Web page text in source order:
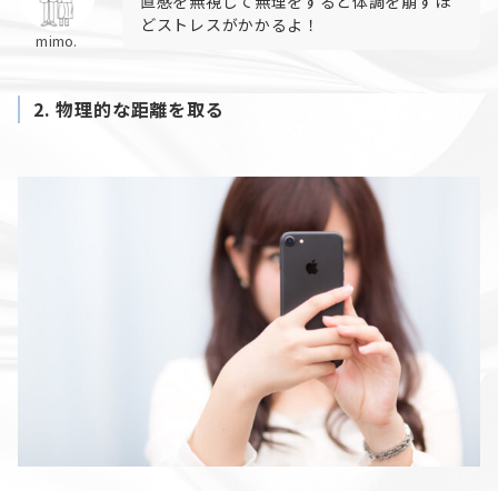
mimo.
どストレスがかかるよ！
2.物理的な距離を取る